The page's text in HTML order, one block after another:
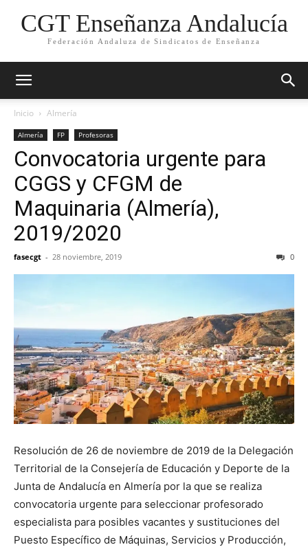
CGT Enseñanza Andalucía
Federación Andaluza de Sindicatos de Enseñanza
Inicio Almería
Almería FP Profesoras
Convocatoria urgente para
CGGS y CFGM de
Maquinaria (Almería),
2019/2020
fasecgt - 28 noviembre, 2019 0
Resolución de 26 de noviembre de 2019 de la Delegación
Territorial de la Consejería de Educación y Deporte de la
Junta de Andalucía en Almería por la que se realiza
convocatoria urgente para seleccionar profesorado
especialista para posibles vacantes y sustituciones del
Puesto Específico de Máquinas, Servicios y Producción,